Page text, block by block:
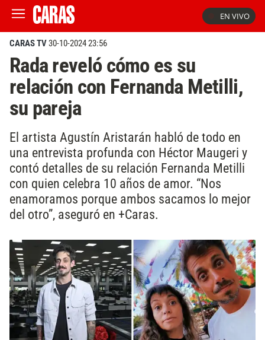
EN VIVO
CARAS TV30-10-2024 23:56
Rada reveló cómo es su
relación con Fernanda Metilli,
su pareja
El artista Agustín Aristarán habló de todo en
una entrevista profunda con Héctor Maugeri y
contó detalles de su relación Fernanda Metilli
con quien celebra 10 años de amor. “Nos
enamoramos porque ambos sacamos lo mejor
del otro”, aseguró en +Caras.